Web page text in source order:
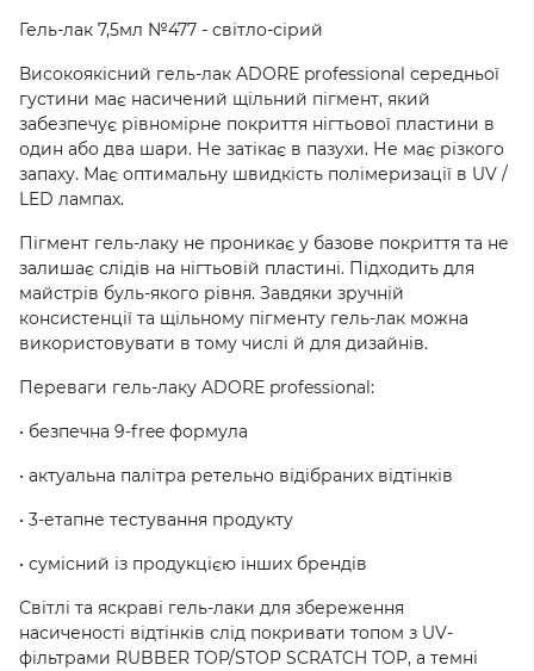
Гель-лак 7,5мл №477 - світло-сірий
Високоякісний гель-лак ADORE professional середньої
густини має насичений щільний пігмент, який
забезпечує рівномірне покриття нігтьової пластини в
один або два шари. Не затікає в пазухи. Не має різкого
запаху. Має оптимальну швидкість полімеризації в UV /
LED лампах.
Пігмент гель-лаку не проникає у базове покриття та не
залишає слідів на нігтьовій пластині. Підходить для
майстрів буль-якого рівня. Завдяки зручній
консистенції та щільному пігменту гель-лак можна
використовувати в тому числі й для дизайнів.
Переваги гель-лаку ADORE professional:
• безпечна 9-free формула
• актуальна палітра ретельно відібраних відтінків
• 3-етапне тестування продукту
• сумісний із продукцією інших брендів
Світлі та яскраві гель-лаки для збереження
насиченості відтінків слід покривати топом з UV-
фільтрами RUBBER TOP/STOP SCRATCH TOP, а темні